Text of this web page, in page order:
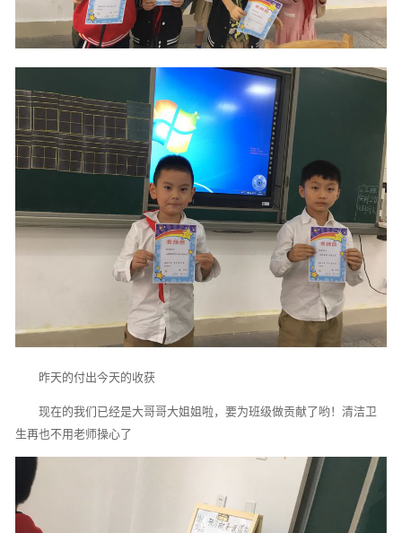
昨天的付出今天的收获
现在的我们已经是大哥哥大姐姐啦，要为班级做贡献了哟！清洁卫
生再也不用老师操心了